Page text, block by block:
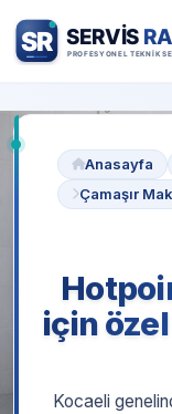
Anasayfa
Çamaşır
için
Kocaeli